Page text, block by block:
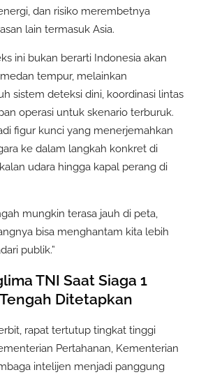
dan risiko merembetnya
lain termasuk Asia.
ini bukan berarti Indonesia akan
tempur, melainkan
sistem deteksi dini, koordinasi lintas
operasi untuk skenario terburuk.
figur kunci yang menerjemahkan
ke dalam langkah konkret di
udara hingga kapal perang di
mungkin terasa jauh di peta,
bisa menghantam kita lebih
publik.”
TNI Saat Siaga 1
Ditetapkan
rapat tertutup tingkat tinggi
Pertahanan, Kementerian
intelijen menjadi panggung